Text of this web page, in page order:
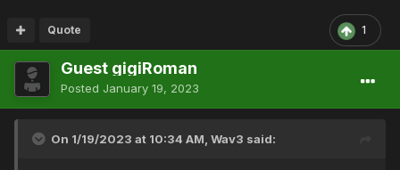
1
Quote
Guest gigiRoman
Posted January 19, 2023
On 1/19/2023 at 10:34 AM, Wav3 said: